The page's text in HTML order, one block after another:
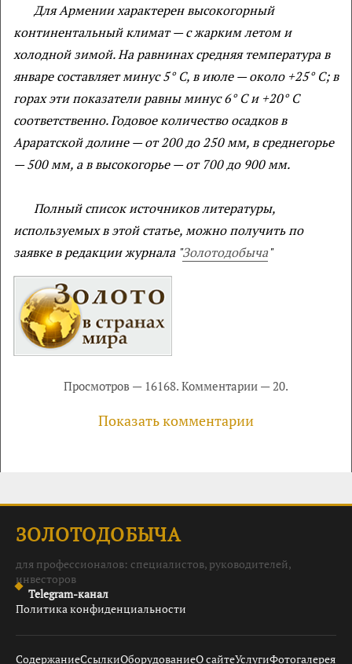
Для Армении характерен высокогорный
континентальный климат — с жарким летом и
холодной зимой. На равнинах средняя температура в
январе составляет минус 5° C, в июле — около +25° C; в
горах эти показатели равны минус 6° C и +20° C
соответственно. Годовое количество осадков в
Араратской долине — от 200 до 250 мм, в среднегорье
— 500 мм, а в высокогорье — от 700 до 900 мм.
Полный список источников литературы,
используемых в этой статье, можно получить по
заявке в редакции журнала "Золотодобыча"
Просмотров — 16168. Комментарии — 20.
Показать комментарии
ЗОЛОТОДОБЫЧА
для профессионалов: специалистов, руководителей,
инвесторов
Telegram-канал
Политика конфиденциальности
СодержаниеСсылкиОборудованиеО сайтеУслугиФотогалерея